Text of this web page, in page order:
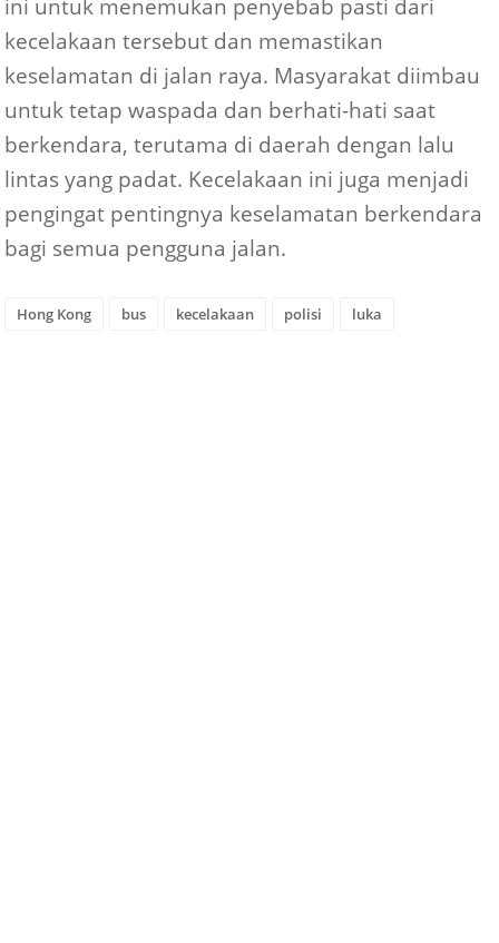
ini untuk menemukan penyebab pasti dari
kecelakaan tersebut dan memastikan
keselamatan di jalan raya. Masyarakat diimbau
untuk tetap waspada dan berhati-hati saat
berkendara, terutama di daerah dengan lalu
lintas yang padat. Kecelakaan ini juga menjadi
pengingat pentingnya keselamatan berkendara
bagi semua pengguna jalan.
Hong Kong bus kecelakaan polisi luka